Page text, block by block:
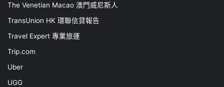
The Venetian Macao 澳門威尼斯人
TransUnion HK 環聯信貸報告
Travel Expert 專業旅運
Trip.com
Uber
UGG